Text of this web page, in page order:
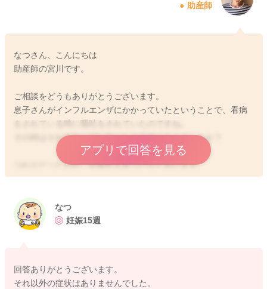
助産師
なつさん、こんにちは
助産師の宮川です。
ご相談をどうもありがとうございます。
息子さんがインフルエンザにかかっていたということで、看病
をされている時に嘔吐をされていたのですね。
その時はそれ以外に何か気になる症状はありましたか？
つわりだったのか、お疲れもあったかと思います。
そのために体調を崩されていたのかなとも思いました。
その後特にお変わりなく過ごされているようでしたら、様子を
見ていただくといいのかなと思いました。
どうぞよろしくお願いします。
アプリで回答を見る
なつ
妊娠15週
回答ありがとうございます。
それ以外の症状はありませんでした。